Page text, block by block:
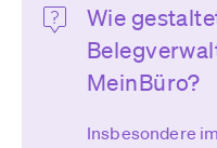
Wie
MeinBüro?
Insbesondere